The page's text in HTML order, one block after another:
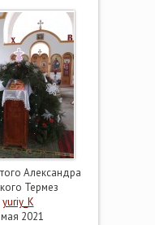
Александра
Термез
yuriy_К
2021